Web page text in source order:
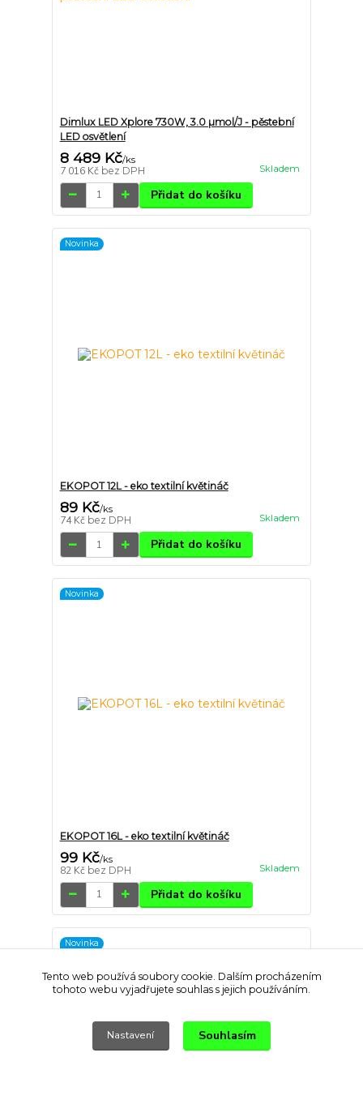
Dimlux LED Xplore 730W, 3.0 µmol/J - pěstební
LED osvětlení
8 489 Kč/ks
7 016 Kč bez DPH Skladem
Přidat do košíku
Novinka
EKOPOT 12L - eko textilní květináč
89 Kč/ks
74 Kč bez DPH Skladem
Přidat do košíku
Novinka
EKOPOT 16L - eko textilní květináč
99 Kč/ks
82 Kč bez DPH Skladem
Přidat do košíku
Novinka
Tento web používá soubory cookie. Dalším procházením
tohoto webu vyjadřujete souhlas s jejich používáním.
Nastavení Souhlasím